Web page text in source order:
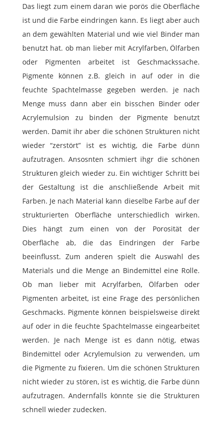
Das liegt zum einem daran wie porös die Oberfläche
ist und die Farbe eindringen kann. Es liegt aber auch
an dem gewählten Material und wie viel Binder man
benutzt hat. ob man lieber mit Acrylfarben, Ölfarben
oder Pigmenten arbeitet ist Geschmackssache.
Pigmente können z.B. gleich in auf oder in die
feuchte Spachtelmasse gegeben werden. je nach
Menge muss dann aber ein bisschen Binder oder
Acrylemulsion zu binden der Pigmente benutzt
werden. Damit ihr aber die schönen Strukturen nicht
wieder “zerstört” ist es wichtig, die Farbe dünn
aufzutragen. Ansosnten schmiert ihgr die schönen
Strukturen gleich wieder zu. Ein wichtiger Schritt bei
der Gestaltung ist die anschließende Arbeit mit
Farben. Je nach Material kann dieselbe Farbe auf der
strukturierten Oberfläche unterschiedlich wirken.
Dies hängt zum einen von der Porosität der
Oberfläche ab, die das Eindringen der Farbe
beeinflusst. Zum anderen spielt die Auswahl des
Materials und die Menge an Bindemittel eine Rolle.
Ob man lieber mit Acrylfarben, Ölfarben oder
Pigmenten arbeitet, ist eine Frage des persönlichen
Geschmacks. Pigmente können beispielsweise direkt
auf oder in die feuchte Spachtelmasse eingearbeitet
werden. Je nach Menge ist es dann nötig, etwas
Bindemittel oder Acrylemulsion zu verwenden, um
die Pigmente zu fixieren. Um die schönen Strukturen
nicht wieder zu stören, ist es wichtig, die Farbe dünn
aufzutragen. Andernfalls könnte sie die Strukturen
schnell wieder zudecken.